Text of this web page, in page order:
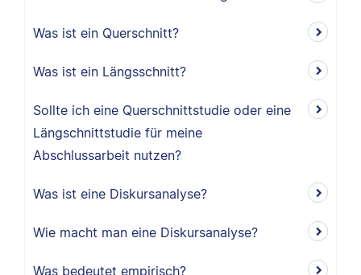
Was ist ein Querschnitt?
Was ist ein Längsschnitt?
Sollte ich eine Querschnittstudie oder eine
Längschnittstudie für meine
Abschlussarbeit nutzen?
Was ist eine Diskursanalyse?
Wie macht man eine Diskursanalyse?
Was bedeutet empirisch?